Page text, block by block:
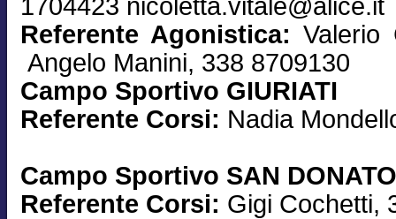
1704423 nicoletta.vitale@alice.it
Referente Agonistica:Valerio
Angelo Manini, 338 8709130
Campo Sportivo GIURIATI
Referente Corsi: Nadia
Campo Sportivo SAN DONATO
Referente Corsi: Gigi Cochetti,